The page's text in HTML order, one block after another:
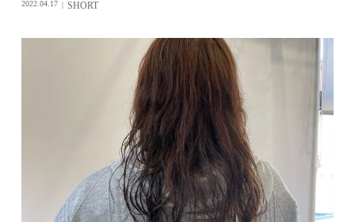
2022.04.17 SHORT